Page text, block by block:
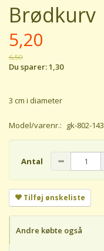
Brødkurv
5,20
6,50
Du sparer:1,30
3 cm i diameter
Model/varenr.: gk-802-143
Antal
Tilføj ønskeliste
Andre købte også